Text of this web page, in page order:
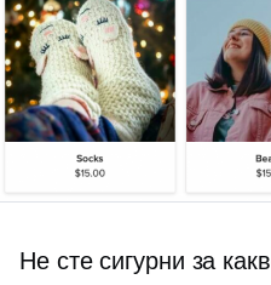
Не сте сигурни за